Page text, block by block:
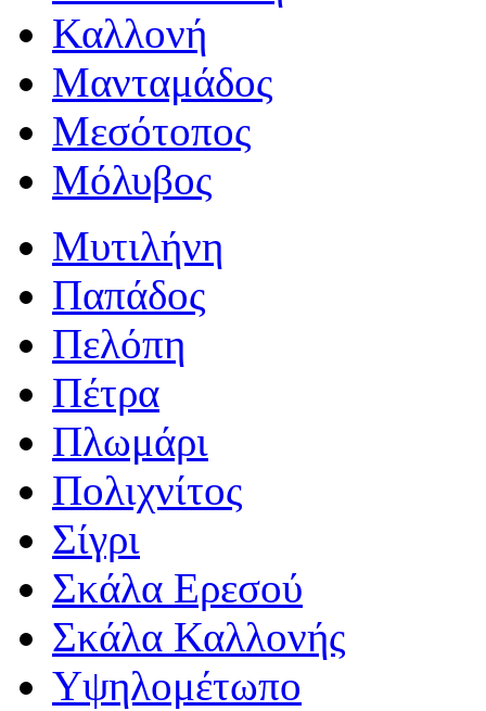
Καλλονή
Μανταμάδος
Μεσότοπος
Μόλυβος
Μυτιλήνη
Παπάδος
Πελόπη
Πέτρα
Πλωμάρι
Πολιχνίτος
Σίγρι
Σκάλα Ερεσού
Σκάλα Καλλονής
Υψηλομέτωπο